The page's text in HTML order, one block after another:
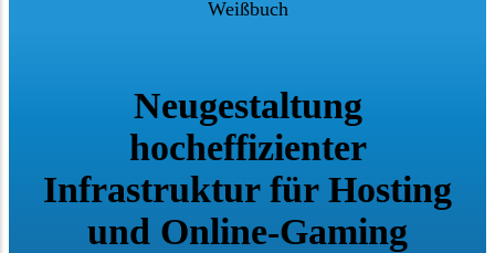
Weißbuch
Neugestaltung
hocheffizienter
Infrastruktur für Hosting
und Online-Gaming